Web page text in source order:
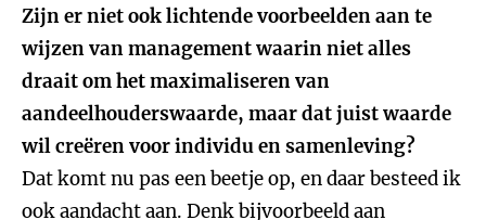
Zijn er niet ook lichtende voorbeelden aan te
wijzen van management waarin niet alles
draait om het maximaliseren van
aandeelhouderswaarde, maar dat juist waarde
wil creëren voor individu en samenleving?
Dat komt nu pas een beetje op, en daar besteed ik
ook aandacht aan. Denk bijvoorbeeld aan